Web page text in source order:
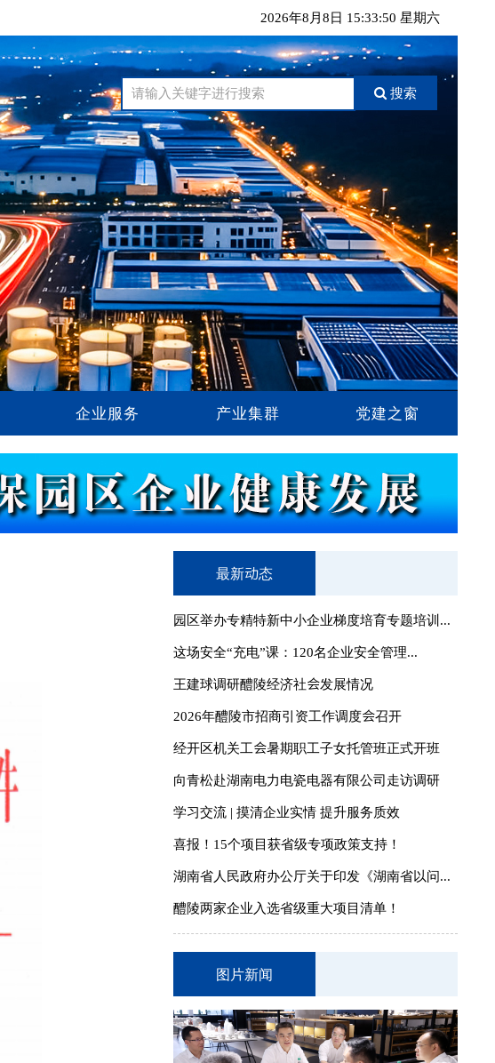
2026年8月8日 15:33:51 星期六
搜索
企业服务 产业集群 党建之窗
最新动态
园区举办专精特新中小企业梯度培育专题培训...
这场安全“充电”课：120名企业安全管理...
王建球调研醴陵经济社会发展情况
2026年醴陵市招商引资工作调度会召开
经开区机关工会暑期职工子女托管班正式开班
向青松赴湖南电力电瓷电器有限公司走访调研
学习交流 | 摸清企业实情 提升服务质效
喜报！15个项目获省级专项政策支持！
湖南省人民政府办公厅关于印发《湖南省以问...
醴陵两家企业入选省级重大项目清单！
图片新闻